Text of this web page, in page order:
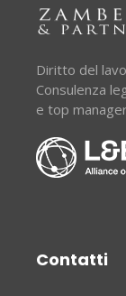
Diritto del
Consulenza
e top
Contatti